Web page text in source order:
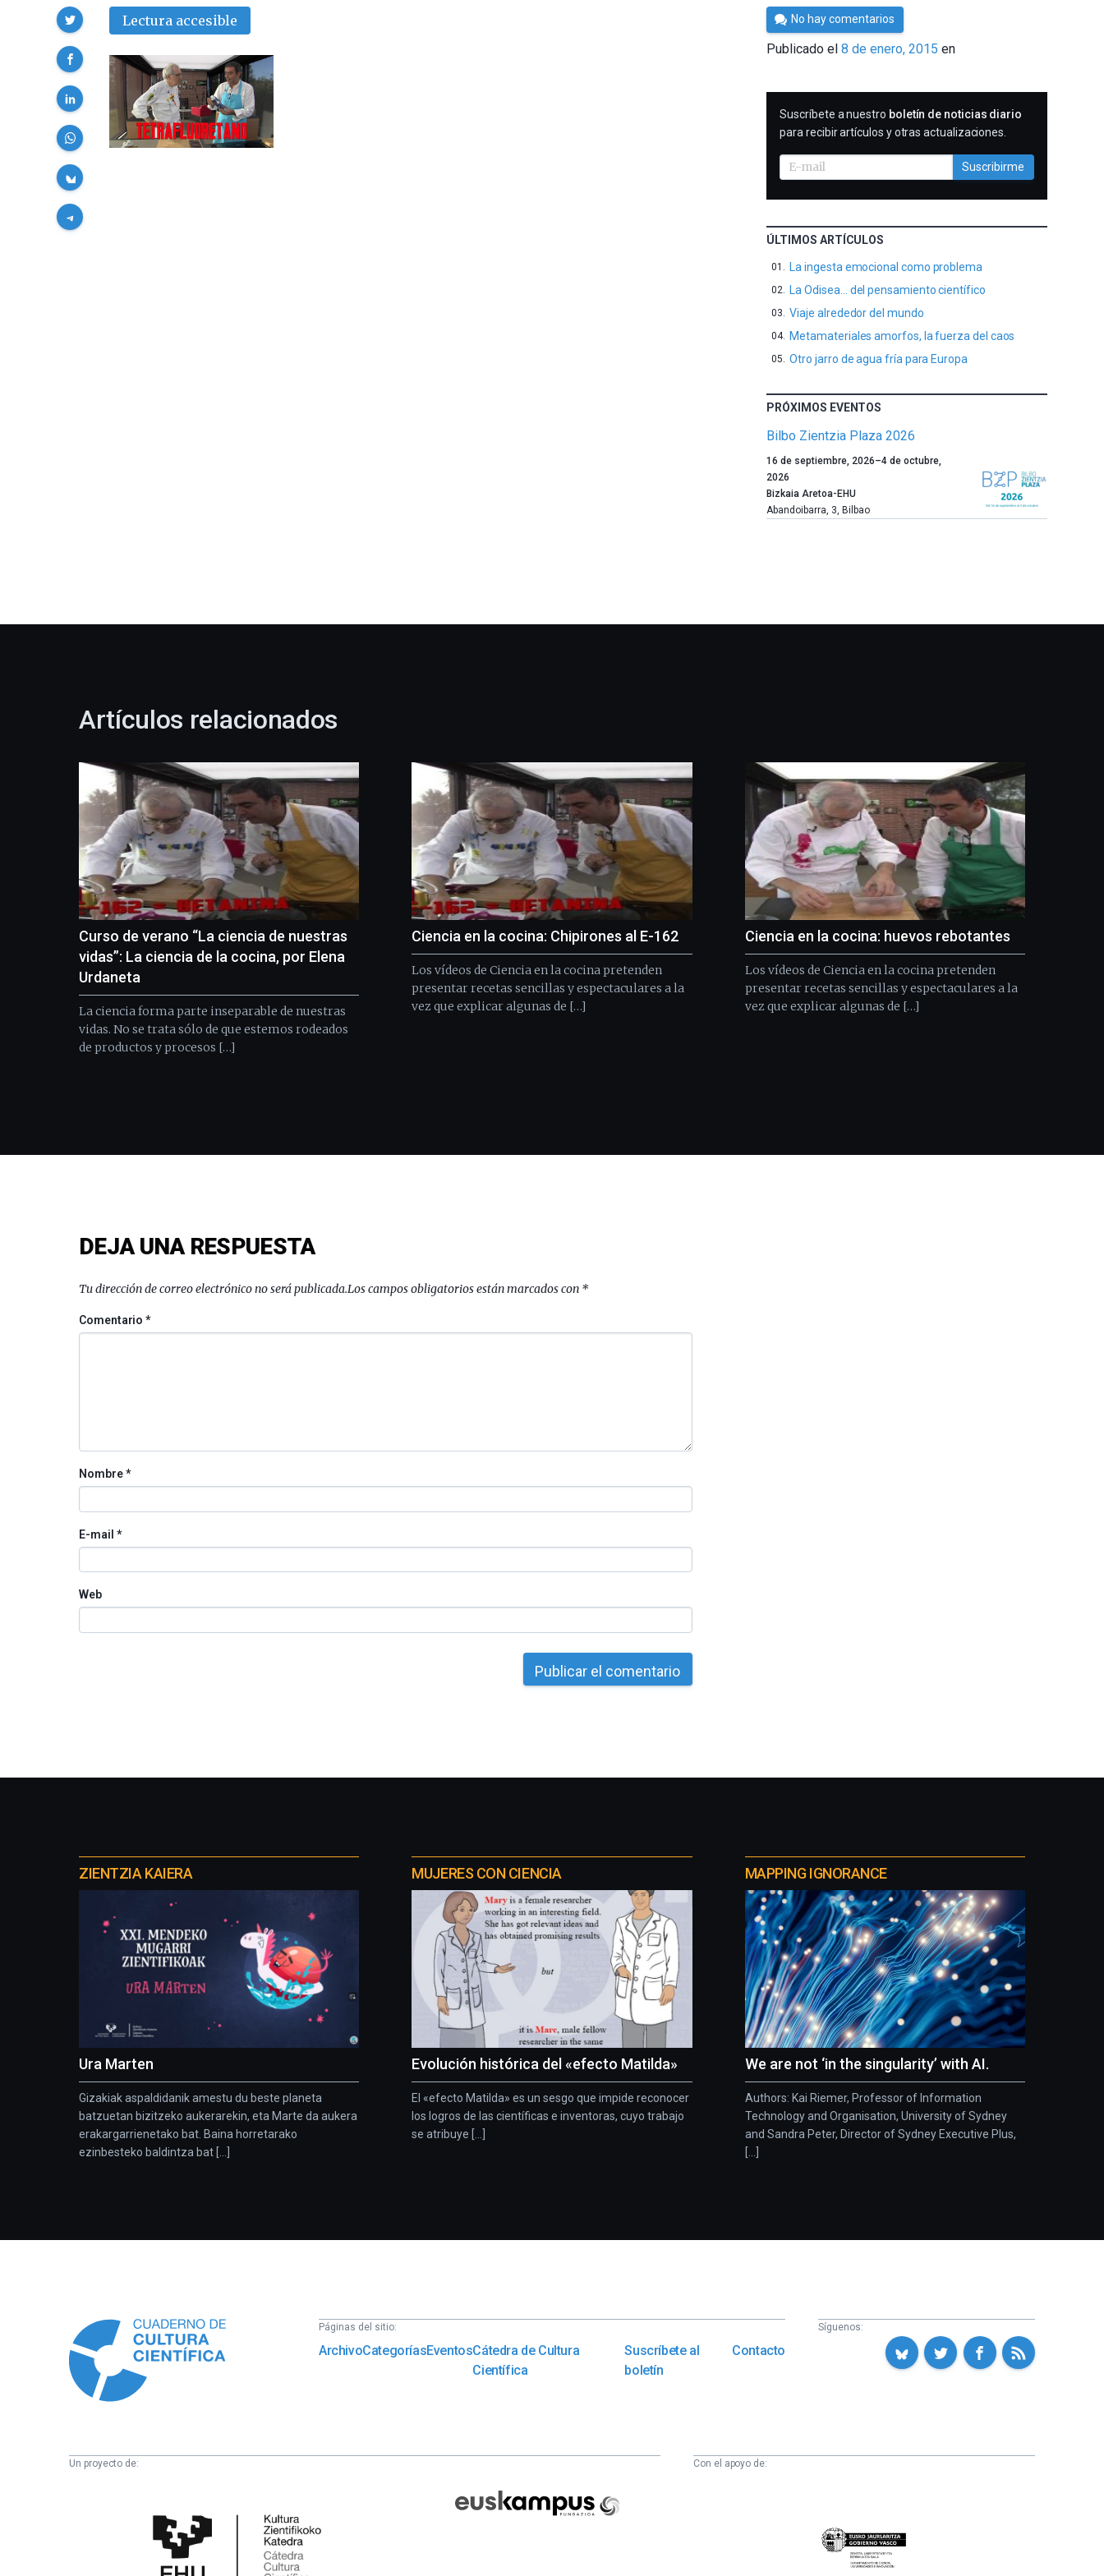
Lectura accesible
Compartir
Por
César
Tomé
No hay comentarios
Publicado el8 de enero, 2015 en
SUSCRIBIRME
Suscríbete a nuestro boletín de noticias diario
para recibir artículos y otras actualizaciones.
Suscribirme
ÚLTIMOS ARTÍCULOS
La ingesta emocional como problema
La Odisea… del pensamiento científico
Viaje alrededor del mundo
Metamateriales amorfos, la fuerza del caos
Otro jarro de agua fría para Europa
PRÓXIMOS EVENTOS
Bilbo Zientzia Plaza 2026
Un
año
más,
Bilbao
la
Plaza
(BZP),
festival
que
llenará
la
ciudad
de
monólogos,
exposiciones,
conferencias,
docufórums
y
espectáculos
16 de septiembre, 2026–4 de octubre,
2026
Bizkaia Aretoa-EHU
Abandoibarra, 3, Bilbao
Artículos relacionados
Curso de verano “La ciencia de nuestras
vidas”: La ciencia de la cocina, por Elena
Urdaneta
La ciencia forma parte inseparable de nuestras
vidas. No se trata sólo de que estemos rodeados
de productos y procesos […]
Ciencia en la cocina: Chipirones al E-162
Los vídeos de Ciencia en la cocina pretenden
presentar recetas sencillas y espectaculares a la
vez que explicar algunas de […]
Ciencia en la cocina: huevos rebotantes
Los vídeos de Ciencia en la cocina pretenden
presentar recetas sencillas y espectaculares a la
vez que explicar algunas de […]
DEJA UNA RESPUESTA
Tu dirección de correo electrónico no será publicada.Los campos obligatorios están marcados con *
Comentario*
Nombre*
E-mail *
Web
proyectos
ZIENTZIA KAIERA
Ura Marten
Gizakiak aspaldidanik amestu du beste planeta
batzuetan bizitzeko aukerarekin, eta Marte da aukera
erakargarrienetako bat. Baina horretarako
ezinbesteko baldintza bat [...]
MUJERES CON CIENCIA
Evolución histórica del «efecto Matilda»
El «efecto Matilda» es un sesgo que impide reconocer
los logros de las científicas e inventoras, cuyo trabajo
se atribuye [...]
MAPPING IGNORANCE
We are not ‘in the singularity’ with AI.
Authors: Kai Riemer, Professor of Information
Technology and Organisation, University of Sydney
and Sandra Peter, Director of Sydney Executive Plus,
[...]
Páginas del sitio:
ArchivoCategoríasEventosCátedra de Cultura
Científica
Suscríbete al
boletín
Contacto
Síguenos:
Un proyecto de:
Científica
Fundazioa
Con el apoyo de:
Eusko
Jaurlaritza